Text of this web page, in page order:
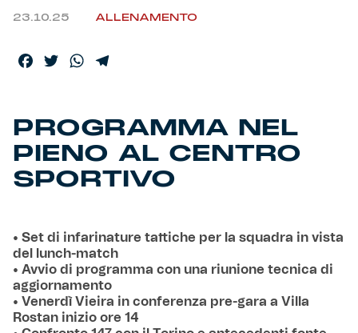
23.10.25 ALLENAMENTO
Facebook
TwitterWhatsApp
PROGRAMMA NEL
PIENO AL CENTRO
SPORTIVO
• Set di infarinature tattiche per la squadra in vista
del lunch-match
• Avvio di programma con una riunione tecnica di
aggiornamento
• Venerdì Vieira in conferenza pre-gara a Villa
Rostan inizio ore 14